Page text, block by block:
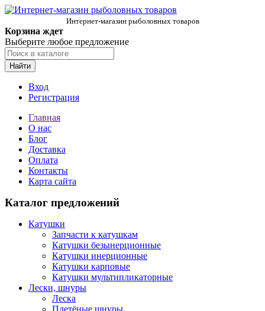
Интернет-магазин рыболовных товаров
Корзина ждет
Выберите любое предложение
Найти
Вход
Регистрация
Главная
О нас
Блог
Доставка
Оплата
Контакты
Карта сайта
Каталог предложений
Катушки
Запчасти к катушкам
Катушки безынерционные
Катушки инерционные
Катушки карповые
Катушки мультипликаторные
Лески, шнуры
Леска
Плетёные шнуры